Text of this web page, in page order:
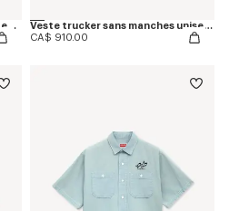
Jupe courte 'KENZO Apple Pop' en denim japonais
Veste trucker sans manches unisexe 'KENZO Badges' en denim japonais
CA$ 910.00